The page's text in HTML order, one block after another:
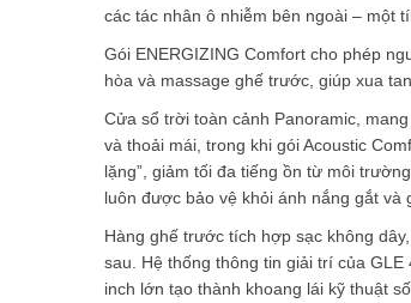
các tác nhân ô nhiễm bên ngoài – một
Gói ENERGIZING Comfort cho phép
hòa và massage ghế trước, giúp xua
Cửa sổ trời toàn cảnh Panoramic,
và thoải mái, trong khi gói Acoustic
lặng”, giảm tối đa tiếng ồn từ môi
luôn được bảo vệ khỏi ánh nắng gắt và
Hàng ghế trước tích hợp sạc không
sau. Hệ thống thông tin giải trí của
inch lớn tạo thành khoang lái kỹ thuật